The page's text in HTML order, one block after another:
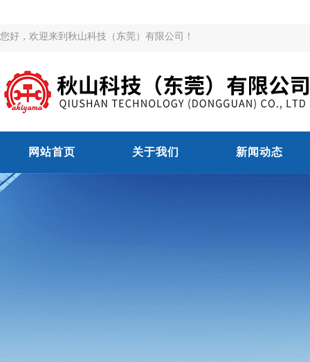
您好，欢迎来到秋山科技（东莞）有限公司！
网站首页 关于我们 新闻动态